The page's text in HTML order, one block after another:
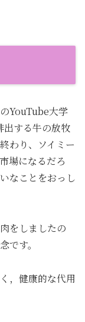
YouTube大学
出する牛の放牧
わり、ソイミー
場になるだろ
なことをおっし
をしましたの
です。
，健康的な代用